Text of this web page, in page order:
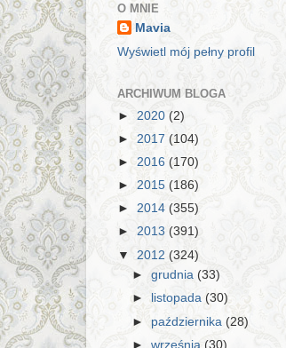
O MNIE
Mavia
Wyświetl mój pełny profil
ARCHIWUM BLOGA
► 2020 (2)
► 2017 (104)
► 2016 (170)
► 2015 (186)
► 2014 (355)
► 2013 (391)
▼ 2012 (324)
►grudnia(33)
► listopada(30)
►października(28)
►września(30)